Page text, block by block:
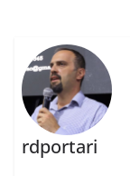
rdportari